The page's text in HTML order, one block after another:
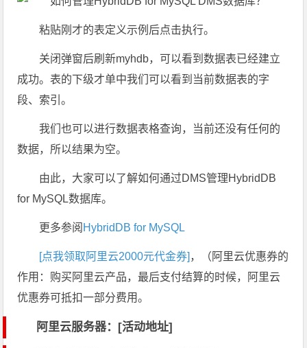
粘贴刚才的表定义示例后点击执行。
关闭弹窗后刷新myhdb，可以看到数据表已经建立
成功。表的下级才单中我们可以看到当前数据表的字
段、索引。
我们也可以进行数据表格查询，当前还没有任何的
数据，所以结果为空。
由此，大家可以了解如何通过DMS管理HybridDB
for MySQL数据库。
更多参阅 HybridDB for MySQL
[点我领取阿里云2000元代金券] ，（阿里云优惠券的
作用：购买阿里云产品，最后支付结算的时候，阿里云
优惠券可抵扣一部分费用。
阿里云服务器：[活动地址]